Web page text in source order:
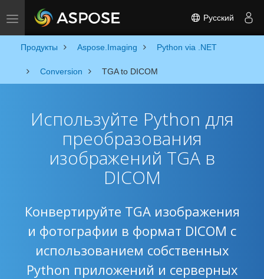
Toggle navigation Русский
Продукты Aspose.Imaging Python via .NET
Conversion TGA to DICOM
Используйте Python для
преобразования
изображений TGA в
DICOM
Конвертируйте TGA изображения
и фотографии в формат DICOM с
использованием собственных
Python приложений и серверных